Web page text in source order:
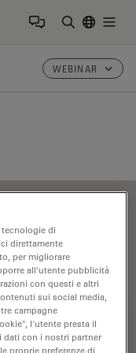
WEBINAR
tecnologie di
direttamente
per migliorare
all'utente pubblicità
con questi e altri
sui social media,
campagne
l'utente presta il
dati con i nostri partner
proprie preferenze di